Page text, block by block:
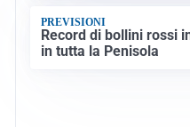
PREVISIONI
Record di bollini rossi
in tutta la Penisola